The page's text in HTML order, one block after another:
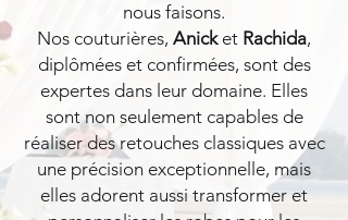
nous faisons.
Nos couturières, Anick et Rachida,
diplômées et confirmées, sont des
expertes dans leur domaine. Elles
sont non seulement capables de
réaliser des retouches classiques avec
une précision exceptionnelle, mais
elles adorent aussi transformer et